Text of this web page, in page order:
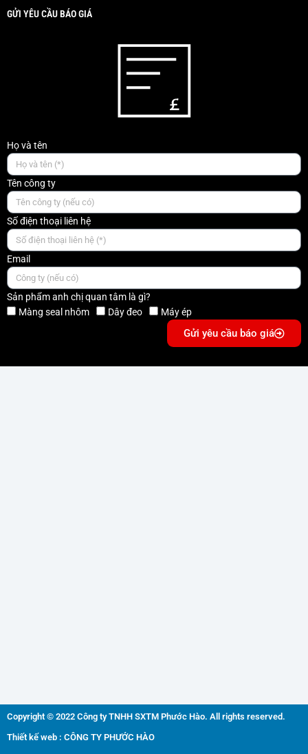
GỬI YÊU CẦU BÁO GIÁ
Họ và tên
Tên công ty
Số điện thoại liên hệ
Email
Sản phẩm anh chị quan tâm là gì?
Màng seal nhôm
Dây đeo Máy ép
Gửi yêu cầu báo giá
Copyright © 2022 Công ty TNHH SXTM Phước Hào. All rights reserved.
Thiết kế web : CÔNG TY PHƯỚC HÀO